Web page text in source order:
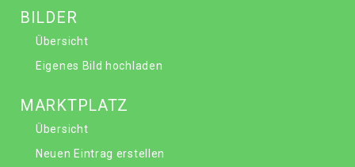
BILDER
Übersicht
Eigenes Bild hochladen
MARKTPLATZ
Übersicht
Neuen Eintrag erstellen